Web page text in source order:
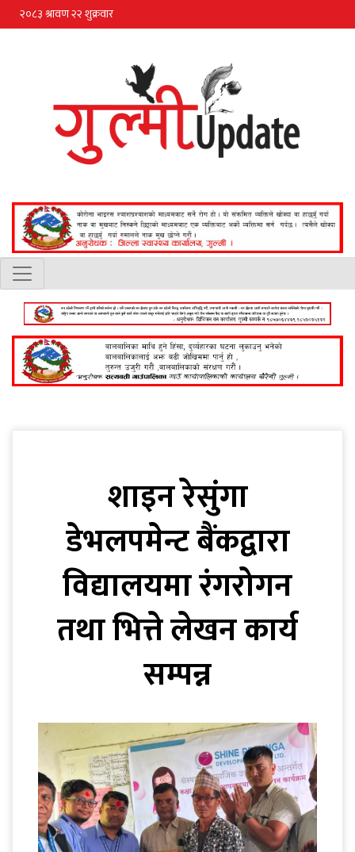
शाइन रेसुंगा
डेभलपमेन्ट बैंकद्वारा
विद्यालयमा रंगरोगन
तथा भित्ते लेखन कार्य
सम्पन्न